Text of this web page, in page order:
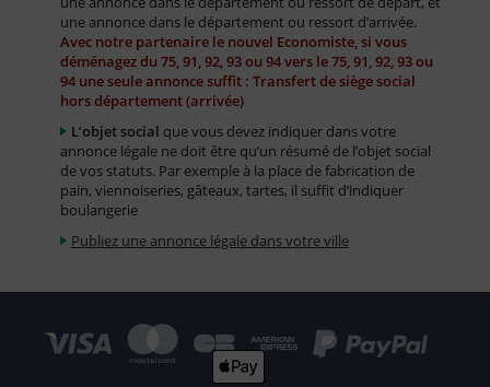
une annonce dans le département ou ressort d’arrivée.
Avec notre partenaire le nouvel Economiste, si vous
déménagez du 75, 91, 92, 93 ou 94 vers le 75, 91, 92, 93 ou
94 une seule annonce suffit : Transfert de siège social
hors département (arrivée)
L’objet social que vous devez indiquer dans votre
annonce légale ne doit être qu’un résumé de l’objet social
de vos statuts. Par exemple à la place de fabrication de
pain, viennoiseries, gâteaux, tartes, il suffit d’indiquer
boulangerie
Publiez une annonce légale dans votre ville